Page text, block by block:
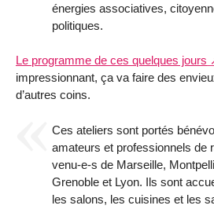
énergies associatives,
politiques.
Le programme de ces quelques jours
impressionnant, ça va faire des
d’autres coins.
Ces ateliers sont portés
amateurs et professionnels de
venu-e-s de Marseille,
Grenoble et Lyon. Ils sont
les salons, les cuisines et les